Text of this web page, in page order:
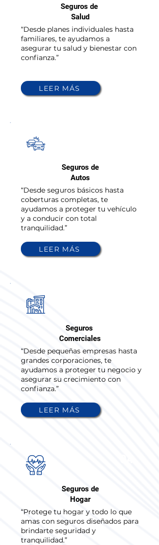
Seguros de
Salud
“Desde planes individuales hasta
familiares, te ayudamos a
asegurar tu salud y bienestar con
confianza.”
LEER MÁS
Seguros de
Autos
“Desde seguros básicos hasta
coberturas completas, te
ayudamos a proteger tu vehículo
y a conducir con total
tranquilidad.”
LEER MÁS
Seguros
Comerciales
“Desde pequeñas empresas hasta
grandes corporaciones, te
ayudamos a proteger tu negocio y
asegurar su crecimiento con
confianza.”
LEER MÁS
Seguros de
Hogar
“Protege tu hogar y todo lo que
amas con seguros diseñados para
brindarte seguridad y
tranquilidad.”